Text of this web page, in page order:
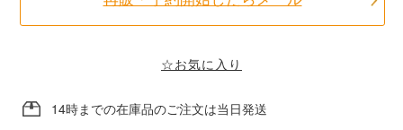
天賞堂
☆お気に入り
14時までの在庫品のご注文は当日発送